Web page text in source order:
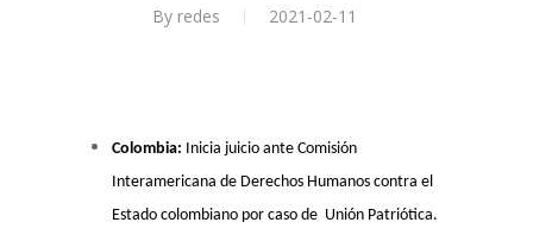
By redes 2021-02-11
Colombia: Inicia juicio ante Comisión
Interamericana de Derechos Humanos contra el
Estado colombiano por caso de Unión Patriótica.